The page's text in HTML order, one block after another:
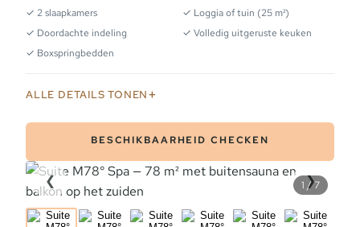
✓ 2 slaapkamers
✓ Loggia of tuin (25 m²)
✓ Doordachte indeling
✓ Volledig uitgeruste keuken
✓ Boxspringbedden
ALLE DETAILS TONEN
BESCHIKBAARHEID CHECKEN
❮ ❯
1 / 7